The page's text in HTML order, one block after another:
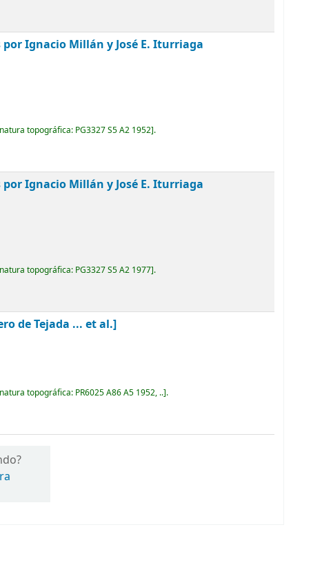
Ignacio Millán y José E. Iturriaga
topográfica: PG3327 S5 A2 1952 .
Ignacio Millán y José E. Iturriaga
topográfica: PG3327 S5 A2 1977 .
de Tejada ... et al.]
topográfica: PR6025 A86 A5 1952, .. .